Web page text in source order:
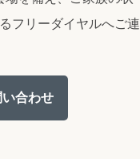
フリーダイヤルへご連
合わせ